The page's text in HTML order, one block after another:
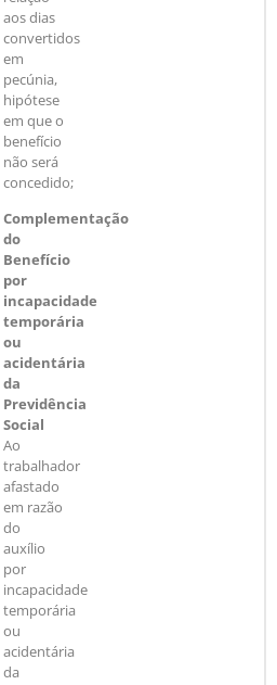
aos dias
convertidos
em
pecúnia,
hipótese
em que o
benefício
não será
concedido;
Complementação
do
Benefício
por
incapacidade
temporária
ou
acidentária
da
Previdência
Social
Ao
trabalhador
afastado
em razão
do
auxílio
por
incapacidade
temporária
ou
acidentária
da